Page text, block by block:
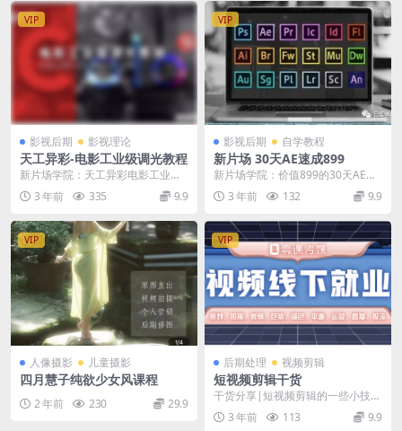
VIP
影视后期 影视理论
天工异彩-电影工业级调光教程
新片场学院：天工异彩电影工业级
调光高级教程 资源名称：电工业级
调光高级教程 教程...
3 年前 335 9.9
VIP
影视后期 自学教程
新片场 30天AE速成899
新片场学院：价值899的30天AE速
成视频课程 afterEffects简称AE...
3 年前 132 9.9
VIP
人像摄影 儿童摄影
四月慧子纯欲少女风课程
2 年前 230 29.9
VIP
后期处理 视频剪辑
短视频剪辑干货
干货分享|短视频剪辑的一些小技巧
与准则 最近几年，短视频行业在我
国已经呈现井喷式...
3 年前 113 9.9